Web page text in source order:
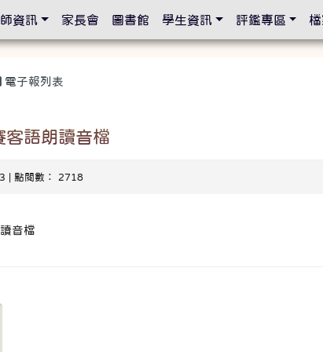
電子報列表
語朗讀音檔
| 點閱數： 2718
音檔
資訊 家長會 圖書館 學生資訊 評鑑專區